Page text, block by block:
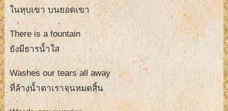
ในหุบเขา บนยอดเขา
There is a fountain
ยังมีธารน้ำใส
Washes our tears all away
ที่ล้างน้ำตาเราจนหมดสิ้น